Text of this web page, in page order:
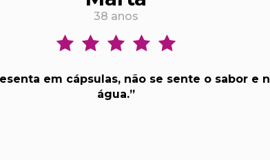
38 anos
em cápsulas, não se sente o sabor e
água.”